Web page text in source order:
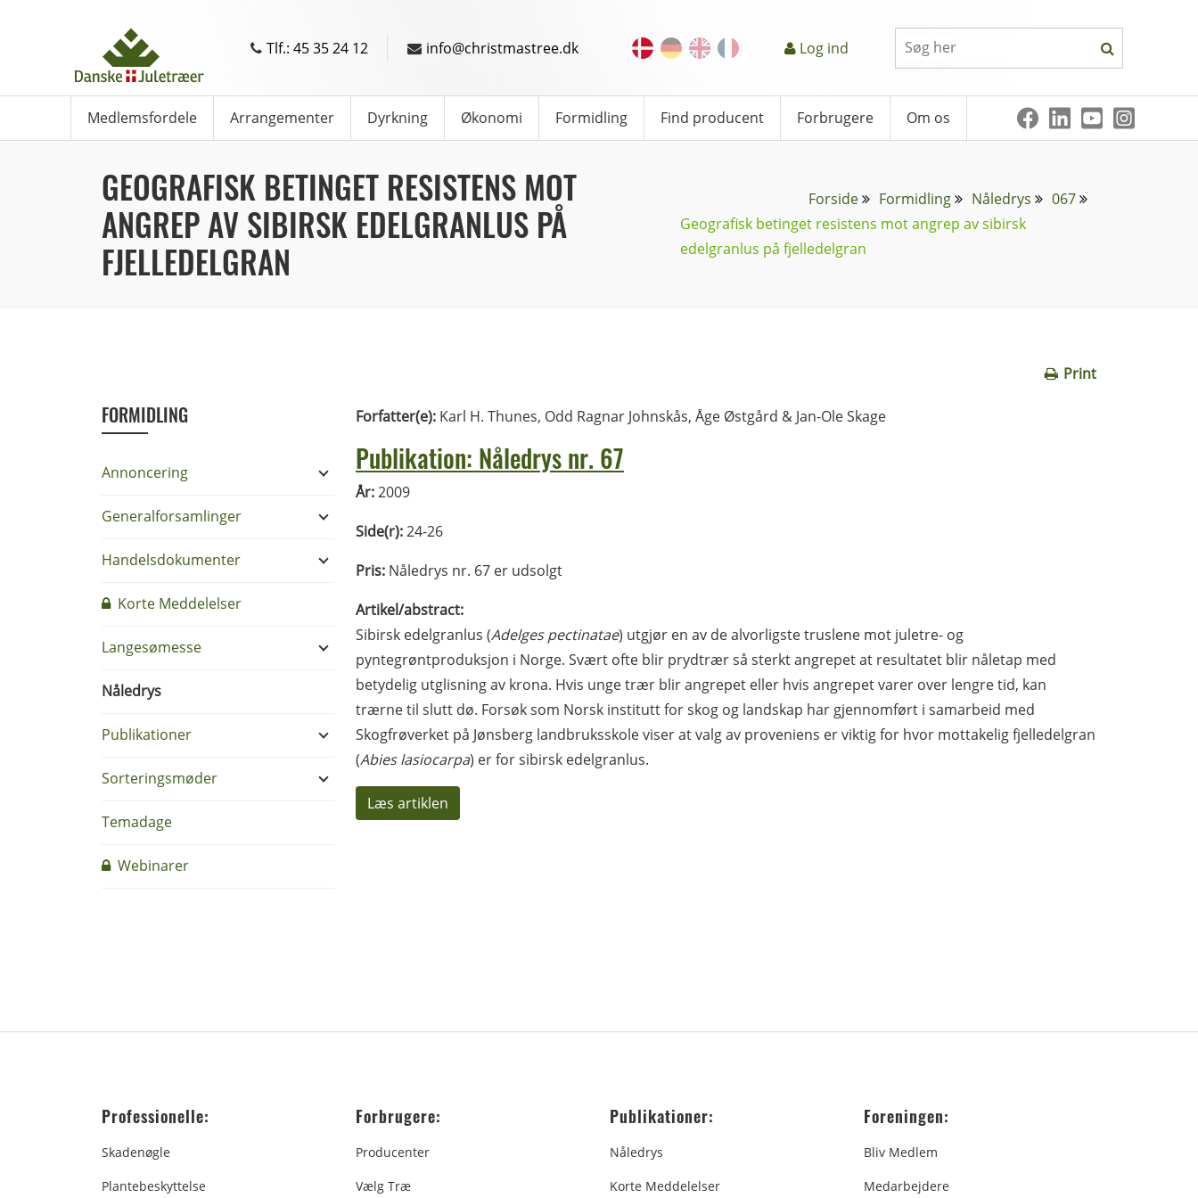
Tlf.: 45 35 24 12 info@christmastree.dk Log ind
Medlemsfordele Arrangementer Dyrkning Økonomi Formidling Find producent Forbrugere Om os
GEOGRAFISK BETINGET RESISTENS MOT
ANGREP AV SIBIRSK EDELGRANLUS PÅ
FJELLEDELGRAN
Forside Formidling Nåledrys
067
Geografisk betinget resistens mot angrep av sibirsk
edelgranlus på fjelledelgran
Print
FORMIDLING
Annoncering
Generalforsamlinger
Handelsdokumenter
Korte Meddelelser
Langesømesse
Nåledrys
Publikationer
Sorteringsmøder
Temadage
Webinarer
Forfatter(e): Karl H. Thunes, Odd Ragnar Johnskås, Åge Østgård & Jan-Ole Skage
Publikation: Nåledrys nr. 67
År:2009
Side(r):24-26
Pris: Nåledrys nr. 67 er udsolgt
Artikel/abstract:
Sibirsk edelgranlus (Adelges pectinatae) utgjør en av de alvorligste truslene mot juletre- og
pyntegrøntproduksjon i Norge. Svært ofte blir prydtrær så sterkt angrepet at resultatet blir nåletap med
betydelig utglisning av krona. Hvis unge trær blir angrepet eller hvis angrepet varer over lengre tid, kan
trærne til slutt dø. Forsøk som Norsk institutt for skog og landskap har gjennomført i samarbeid med
Skogfrøverket på Jønsberg landbruksskole viser at valg av proveniens er viktig for hvor mottakelig fjelledelgran
(Abies lasiocarpa) er for sibirsk edelgranlus.
Læs artiklen
Professionelle:
Skadenøgle
Plantebeskyttelse
Forbrugere:
Producenter
Vælg Træ
Publikationer:
Nåledrys
Korte Meddelelser
Foreningen:
Bliv Medlem
Medarbejdere